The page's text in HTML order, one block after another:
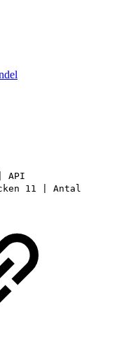
API
11 | Antal